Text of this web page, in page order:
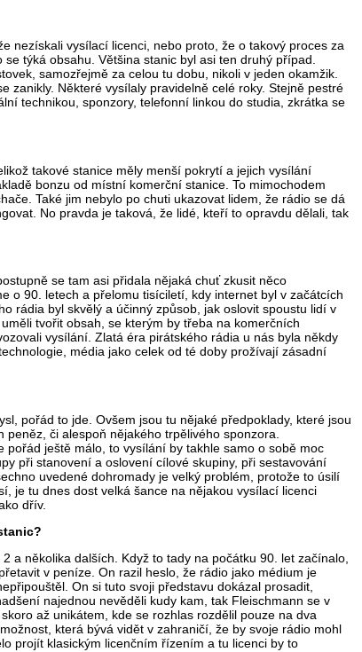
nezískali vysílací licenci, nebo proto, že o takový proces za
týká obsahu. Většina stanic byl asi ten druhý případ.
samozřejmě za celou tu dobu, nikoli v jeden okamžik.
zanikly. Některé vysílaly pravidelně celé roky. Stejně pestré
technikou, sponzory, telefonní linkou do studia, zkrátka se
takové stanice měly menší pokrytí a jejich vysílání
bonzu od místní komerční stanice. To mimochodem
Také jim nebylo po chuti ukazovat lidem, že rádio se dá
No pravda je taková, že lidé, kteří to opravdu dělali, tak
se tam asi přidala nějaká chuť zkusit něco
o 90. letech a přelomu tisíciletí, kdy internet byl v začátcích
rádia byl skvělý a účinný způsob, jak oslovit spoustu lidí v
tvořit obsah, se kterým by třeba na komerčních
vysílání. Zlatá éra pirátského rádia u nás byla někdy
média jako celek od té doby prožívají zásadní
pořád to jde. Ovšem jsou tu nějaké předpoklady, které jsou
či alespoň nějakého trpělivého sponzora.
ještě málo, to vysílání by takhle samo o sobě moc
při stanovení a oslovení cílové skupiny, při sestavování
uvedené dohromady je velký problém, protože to úsilí
je tu dnes dost velká šance na nějakou vysílací licenci
dřív.
a několika dalších. Když to tady na počátku 90. let začínalo,
v peníze. On razil heslo, že rádio jako médium je
On si tuto svoji představu dokázal prosadit,
najednou nevěděli kudy kam, tak Fleischmann se v
až unikátem, kde se rozhlas rozdělil pouze na dva
která bývá vidět v zahraničí, že by svoje rádio mohl
projít klasickým licenčním řízením a tu licenci by to